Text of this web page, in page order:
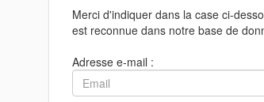
Merci d'indiquer dans la case ci-
est reconnue dans notre base de
Adresse e-mail :